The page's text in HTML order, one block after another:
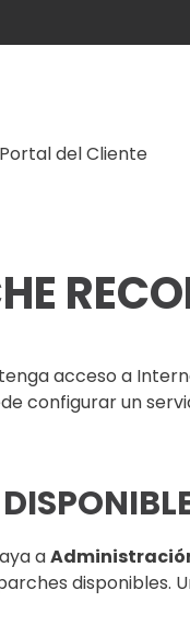
Portal del Cliente
acceso a
configurar un
a
disponibles.